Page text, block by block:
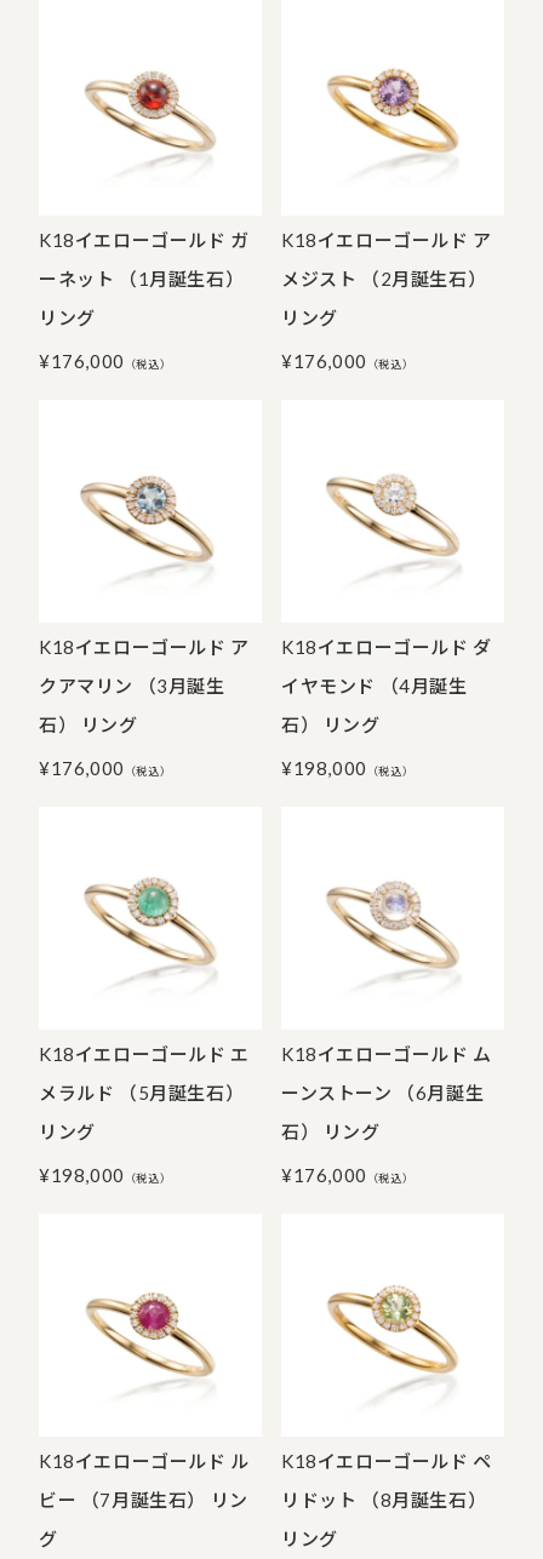
K18イエローゴールド ガ
ーネット （1月誕生石）
リング
¥176,000 （税込）
K18イエローゴールド ア
メジスト （2月誕生石）
リング
¥176,000 （税込）
K18イエローゴールド ア
クアマリン （3月誕生
石） リング
¥176,000 （税込）
K18イエローゴールド ダ
イヤモンド （4月誕生
石） リング
¥198,000 （税込）
K18イエローゴールド エ
メラルド （5月誕生石）
リング
¥198,000 （税込）
K18イエローゴールド ム
ーンストーン （6月誕生
石） リング
¥176,000 （税込）
K18イエローゴールド ル
ビー （7月誕生石） リン
グ
K18イエローゴールド ペ
リドット （8月誕生石）
リング